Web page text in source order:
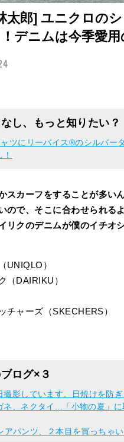
太郎] ユニクロの
デニムは今季愛
し、もっと知りたい？
ツにリーバイス®︎のシルバー
スカーフをすることが多
ので、そこに合わせられる
クのデニムが僕のイチオ
UNIQLO）
（DAIRIKU）
チャーズ（SKECHERS）
ログ×３
撮影しています。日焼けを防
ネ、ネクタイ...「小物の夏」
アパンツ、２本目を買っちゃ